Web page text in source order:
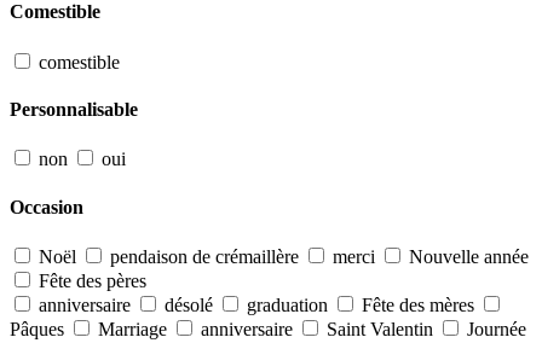
Comestible
comestible
Personnalisable
non oui
Occasion
Noël pendaison de crémaillère merci
Nouvelle année
Fête des pères
anniversaire
désolé graduation
Fête des mères
Pâques
Marriage anniversaire Saint Valentin
Journée